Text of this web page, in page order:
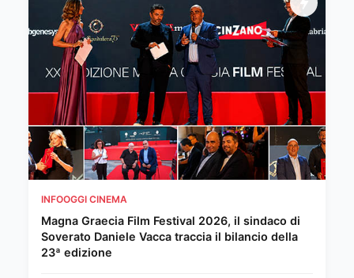
INFOOGGI CINEMA
Magna Graecia Film Festival 2026, il sindaco di
Soverato Daniele Vacca traccia il bilancio della
23ª edizione